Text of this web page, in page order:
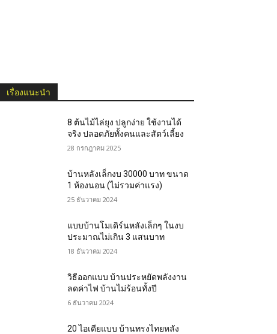
เรื่องแนะนำ
8 ต้นไม้ไล่ยุง ปลูกง่าย ใช้งานได้
จริง ปลอดภัยทั้งคนและสัตว์เลี้ยง
28 กรกฎาคม 2025
บ้านหลังเล็กงบ 30000 บาท ขนาด
1 ห้องนอน (ไม่รวมค่าแรง)
25 ธันวาคม 2024
แบบบ้านโมเดิร์นหลังเล็กๆ ในงบ
ประมาณไม่เกิน 3 แสนบาท
18 ธันวาคม 2024
วิธีออกแบบ บ้านประหยัดพลังงาน
ลดค่าไฟ บ้านไม่ร้อนทั้งปี
6 ธันวาคม 2024
20 ไอเดียแบบ บ้านทรงไทยหลัง